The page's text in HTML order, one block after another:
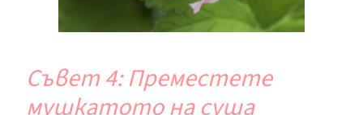
Съвет 4: Преместете
мушкатото на суша